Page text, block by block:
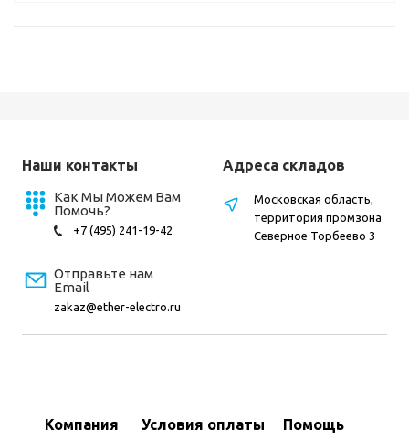
Наши контакты
Как Мы Можем Вам
Помочь?
+7 (495) 241-19-42
Отправьте нам
Email
zakaz@ether-electro.ru
Компания
Условия оплаты
Помощь
Адреса складов
Московская область,
территория промзона
Северное Торбеево 3